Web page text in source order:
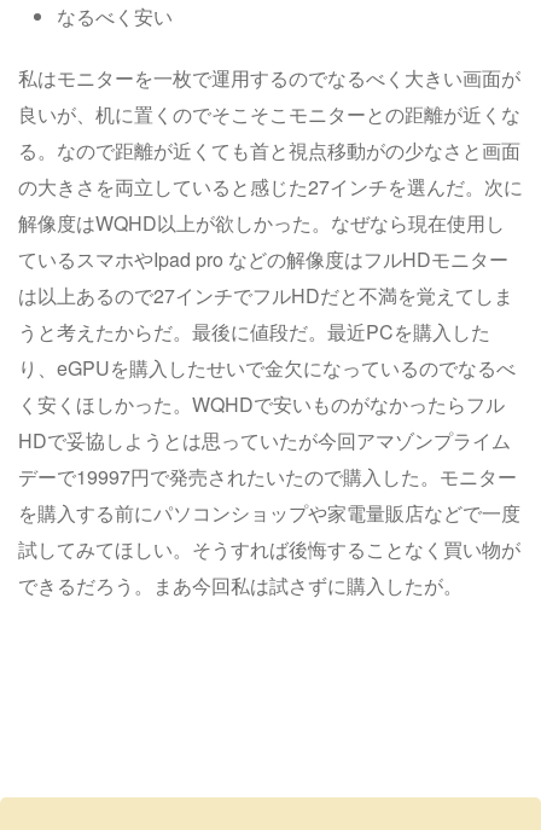
なるべく安い
私はモニターを一枚で運用するのでなるべく大きい画面が
良いが、机に置くのでそこそこモニターとの距離が近くな
る。なので距離が近くても首と視点移動がの少なさと画面
の大きさを両立していると感じた27インチを選んだ。次に
解像度はWQHD以上が欲しかった。なぜなら現在使用し
ているスマホやIpad pro などの解像度はフルHDモニター
は以上あるので27インチでフルHDだと不満を覚えてしま
うと考えたからだ。最後に値段だ。最近PCを購入した
り、eGPUを購入したせいで金欠になっているのでなるべ
く安くほしかった。WQHDで安いものがなかったらフル
HDで妥協しようとは思っていたが今回アマゾンプライム
デーで19997円で発売されたいたので購入した。モニター
を購入する前にパソコンショップや家電量販店などで一度
試してみてほしい。そうすれば後悔することなく買い物が
できるだろう。まあ今回私は試さずに購入したが。